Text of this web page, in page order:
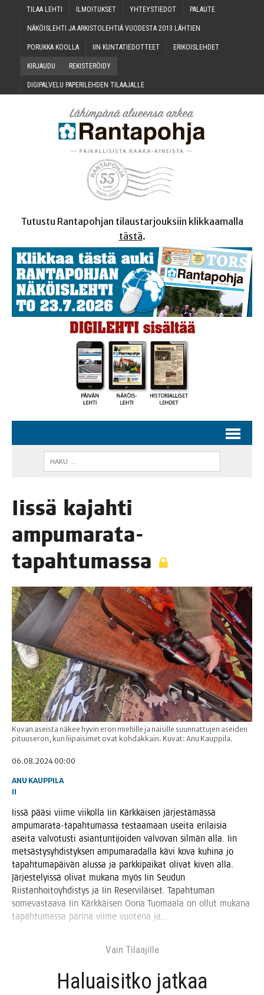
TILAA LEH­TI ILMOI­TUK­SET YHTEYS­TIE­DOT PALAU­TE
NÄKÖIS­LEH­TI JA ARKIS­TO­LEH­TIÄ VUO­DES­TA 2013 LÄHTIEN
PORUK­KA KOOLLA IIN KUN­TA­TIE­DOT­TEET ERI­KOIS­LEH­DET
KIR­JAU­DU REKIS­TE­RÖI­DY
DIGI­PAL­VE­LU PAPE­RI­LEH­DEN TILAAJALLE
Tutustu Rantapohjan tilaustarjouksiin klikkaamalla
tästä.
Iis­sä kajah­ti
ampumarata-
tapahtumassa
Kuvan aseista näkee hyvin eron miehille ja naisille suunnattujen aseiden
pituuseron, kun liipaisimet ovat kohdakkain. Kuvat: Anu Kauppila.
06.08.2024 00:00
ANU KAUPPILA
II
Iis­sä pää­si vii­me vii­kol­la Iin Kärk­käi­sen jär­jes­tä­mäs­sä
ampu­ma­ra­ta-tapah­tu­mas­sa tes­taa­maan usei­ta eri­lai­sia
asei­ta val­vo­tus­ti asian­tun­ti­joi­den val­vo­van sil­män alla. Iin
met­säs­ty­syh­dis­tyk­sen ampu­ma­ra­dal­la kävi kova kuhi­na jo
tapah­tu­ma­päi­vän alus­sa ja park­ki­pai­kat oli­vat kiven alla.
Jär­jes­te­lyis­sä oli­vat muka­na myös Iin Seu­dun
Riis­tan­hoi­to­yh­dis­tys ja Iin Reser­vi­läi­set. Tapah­tu­man
some­vas­taa­va Iin Kärk­käi­sen Oona Tuo­maa­la on ollut muka­na
tapah­tu­mas­sa pari­na vii­me vuo­te­na ja…
Vain Tilaa­jil­le
Haluai­sit­ko jat­kaa